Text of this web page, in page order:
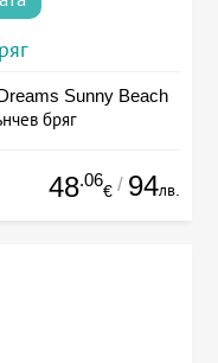
Sunny Beach
бряг
48.06
€ / 94лв.